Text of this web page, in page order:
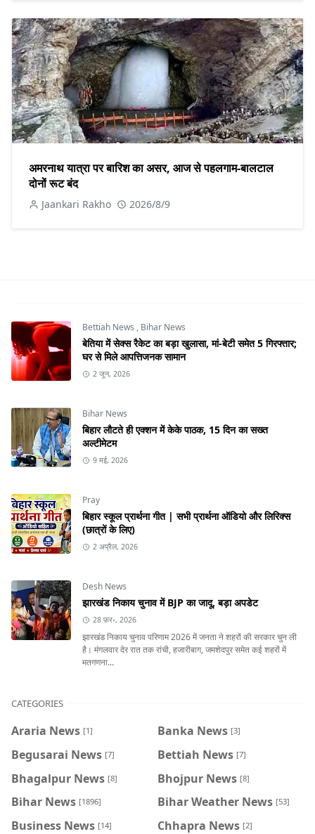
अमरनाथ यात्रा पर बारिश का असर, आज से पहलगाम-बालटाल
दोनों रूट बंद
Jaankari Rakho 2026/8/9
Bettiah News , Bihar News
बेतिया में सेक्स रैकेट का बड़ा खुलासा, मां-बेटी समेत 5 गिरफ्तार;
घर से मिले आपत्तिजनक सामान
2 जून, 2026
Bihar News
बिहार लौटते ही एक्शन में केके पाठक, 15 दिन का सख्त
अल्टीमेटम
9 मई, 2026
Pray
बिहार स्कूल प्रार्थना गीत | सभी प्रार्थना ऑडियो और लिरिक्स
(छात्रों के लिए)
2 अप्रैल, 2026
Desh News
झारखंड निकाय चुनाव में BJP का जादू, बड़ा अपडेट
28 फ़र॰, 2026
झारखंड निकाय चुनाव परिणाम 2026 में जनता ने शहरों की सरकार चुन ली
है। मंगलवार देर रात तक रांची, हजारीबाग, जमशेदपुर समेत कई शहरों में
मतगणना...
CATEGORIES
Araria News [1] Banka News [3]
Begusarai News [7] Bettiah News [7]
Bhagalpur News [8] Bhojpur News [8]
Bihar News [1896] Bihar Weather News [53]
Business News [14] Chhapra News [2]